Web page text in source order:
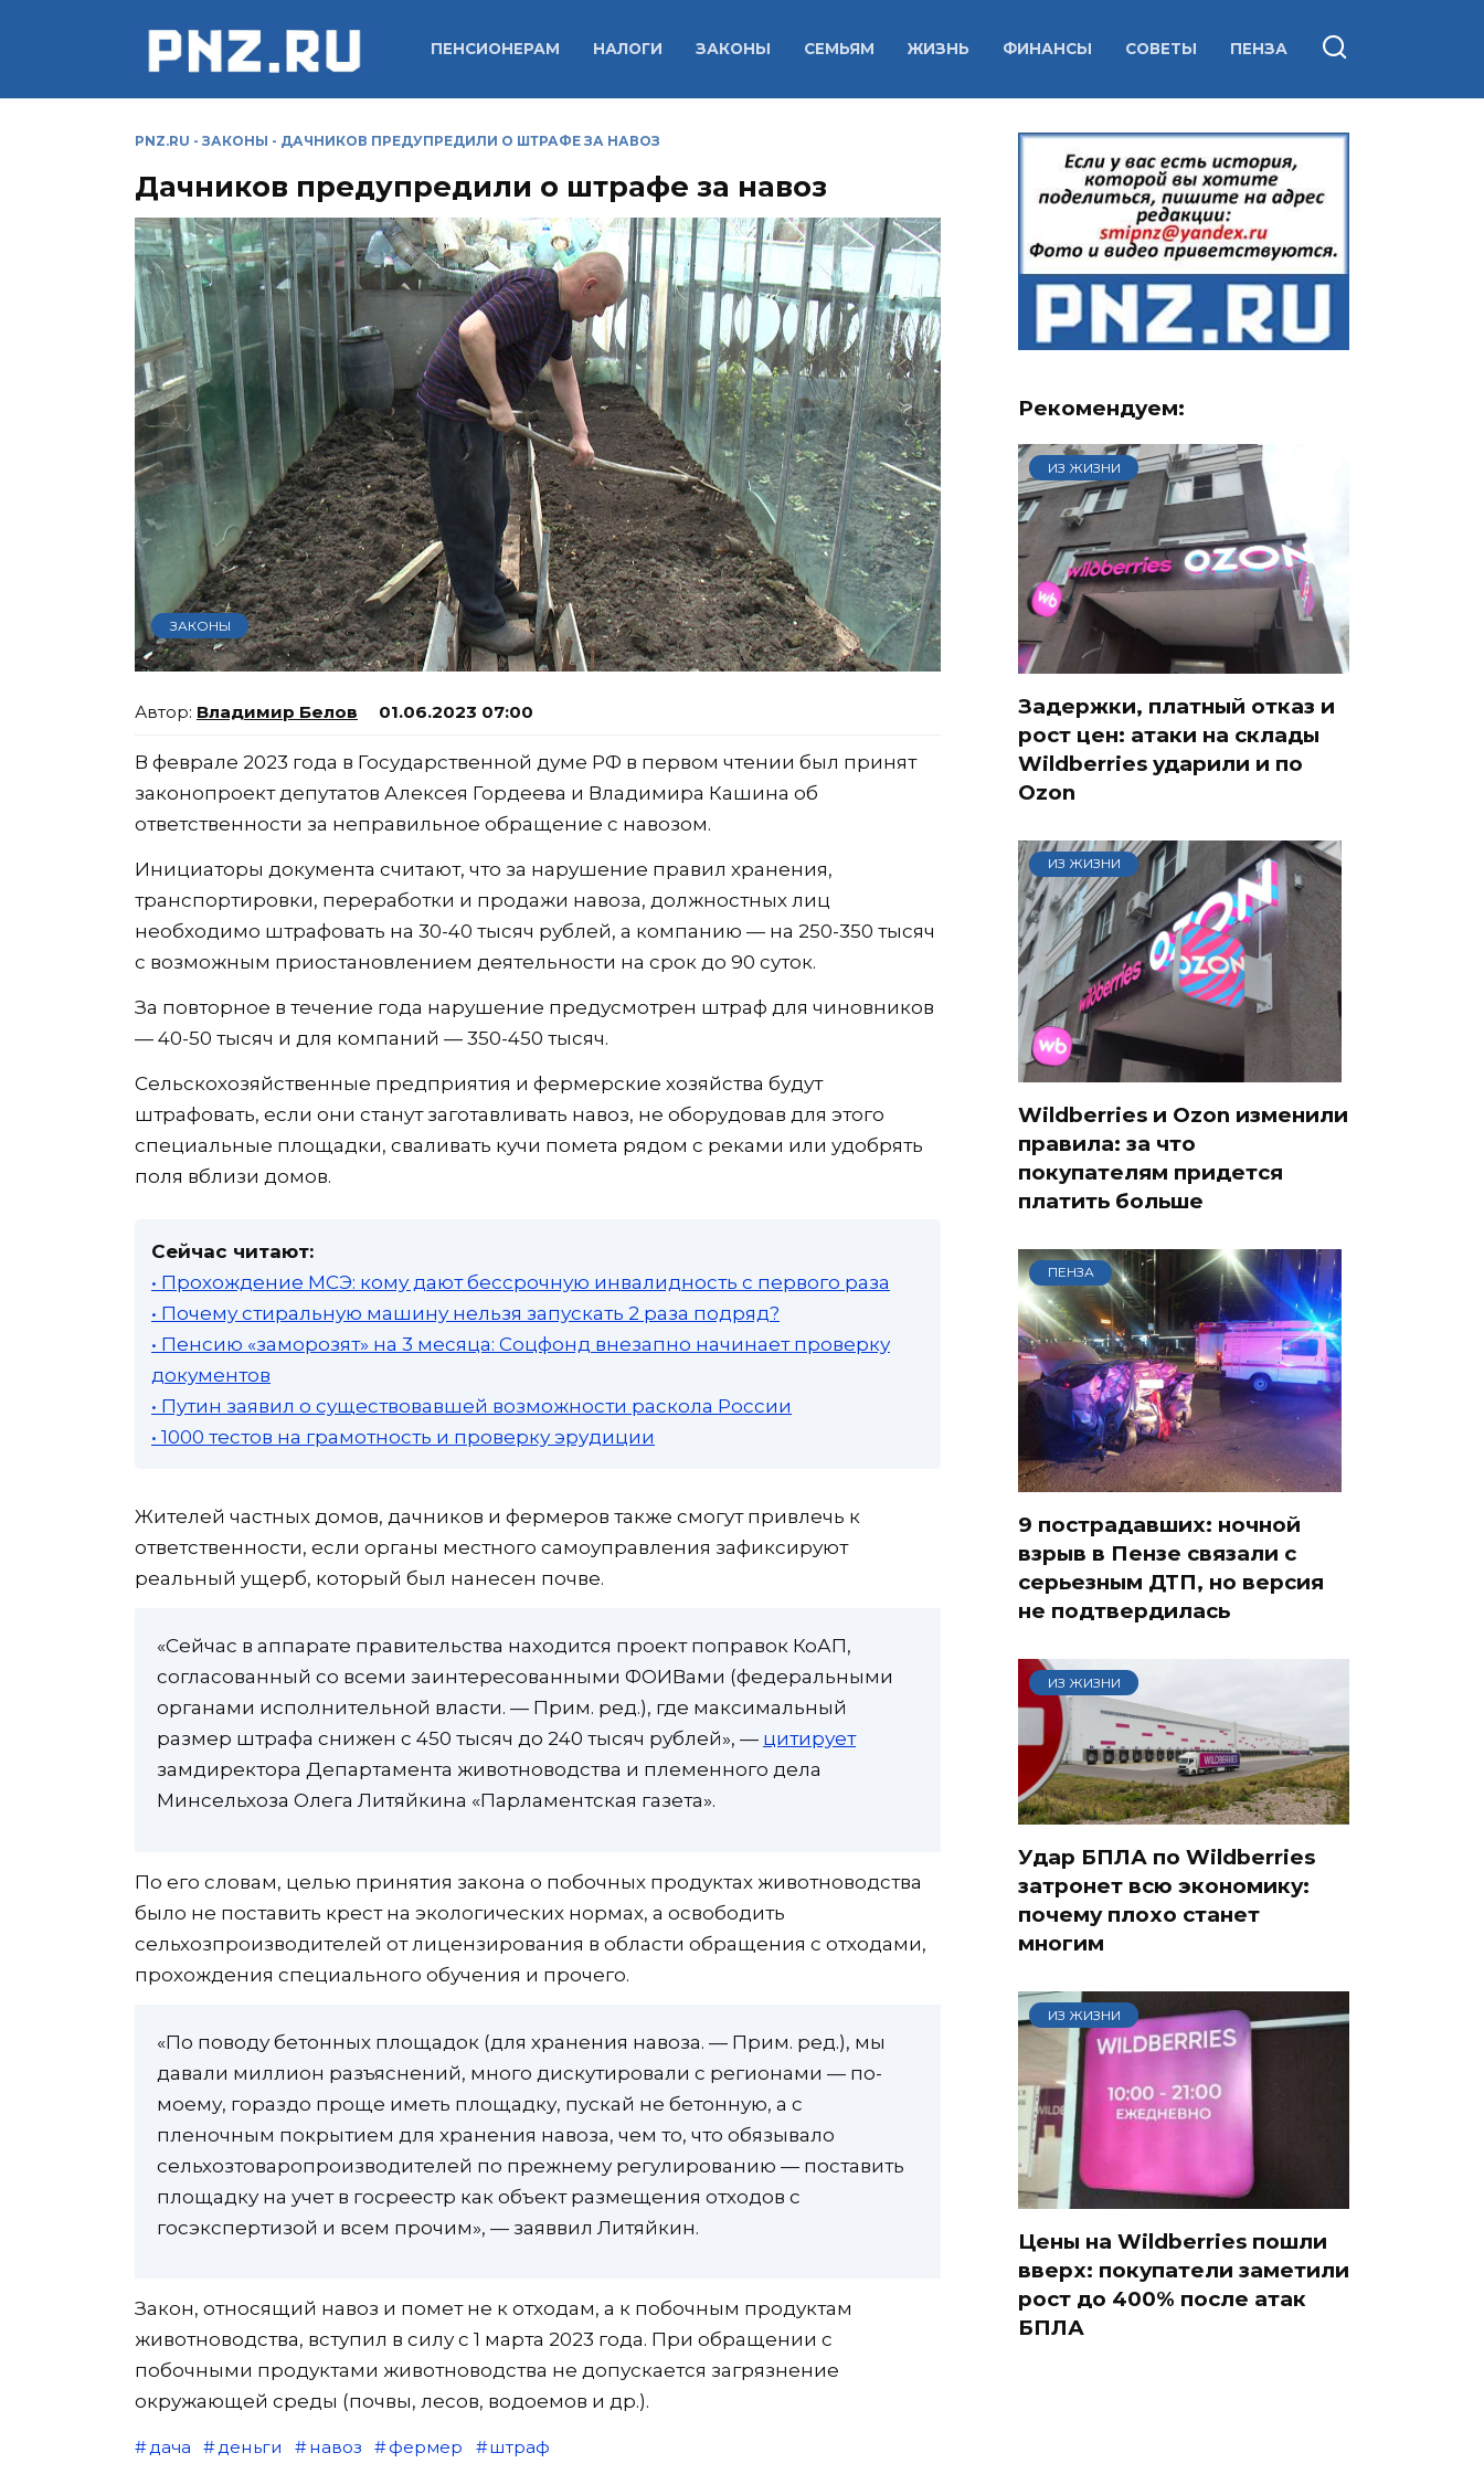
ПЕНСИОНЕРАМ НАЛОГИ ЗАКОНЫ СЕМЬЯМ ЖИЗНЬ ФИНАНСЫ СОВЕТЫ ПЕНЗА
PNZ.RU - ЗАКОНЫ - ДАЧНИКОВ ПРЕДУПРЕДИЛИ О ШТРАФЕ ЗА НАВОЗ
Дачников предупредили о штрафе за навоз
ЗАКОНЫ
Владимир Белов 01.06.2023 07:00
В феврале 2023 года в Государственной думе РФ в первом чтении был принят
законопроект депутатов Алексея Гордеева и Владимира Кашина об
ответственности за неправильное обращение с навозом.
Инициаторы документа считают, что за нарушение правил хранения,
транспортировки, переработки и продажи навоза, должностных лиц
необходимо штрафовать на 30-40 тысяч рублей, а компанию — на 250-350 тысяч
с возможным приостановлением деятельности на срок до 90 суток.
За повторное в течение года нарушение предусмотрен штраф для чиновников
— 40-50 тысяч и для компаний — 350-450 тысяч.
Сельскохозяйственные предприятия и фермерские хозяйства будут
штрафовать, если они станут заготавливать навоз, не оборудовав для этого
специальные площадки, сваливать кучи помета рядом с реками или удобрять
поля вблизи домов.
Сейчас читают:
• Прохождение МСЭ: кому дают бессрочную инвалидность с первого раза
• Почему стиральную машину нельзя запускать 2 раза подряд?
• Пенсию «заморозят» на 3 месяца: Соцфонд внезапно начинает проверку
документов
• Путин заявил о существовавшей возможности раскола России
• 1000 тестов на грамотность и проверку эрудиции
Жителей частных домов, дачников и фермеров также смогут привлечь к
ответственности, если органы местного самоуправления зафиксируют
реальный ущерб, который был нанесен почве.
«Сейчас в аппарате правительства находится проект поправок КоАП,
согласованный со всеми заинтересованными ФОИВами (федеральными
органами исполнительной власти. — Прим. ред.), где максимальный
размер штрафа снижен с 450 тысяч до 240 тысяч рублей», — цитирует
замдиректора Департамента животноводства и племенного дела
Минсельхоза Олега Литяйкина «Парламентская газета».
По его словам, целью принятия закона о побочных продуктах животноводства
было не поставить крест на экологических нормах, а освободить
сельхозпроизводителей от лицензирования в области обращения с отходами,
прохождения специального обучения и прочего.
«По поводу бетонных площадок (для хранения навоза. — Прим. ред.), мы
давали миллион разъяснений, много дискутировали с регионами — по-
моему, гораздо проще иметь площадку, пускай не бетонную, а с
пленочным покрытием для хранения навоза, чем то, что обязывало
сельхозтоваропроизводителей по прежнему регулированию — поставить
площадку на учет в госреестр как объект размещения отходов с
госэкспертизой и всем прочим», — заяввил Литяйкин.
Закон, относящий навоз и помет не к отходам, а к побочным продуктам
животноводства, вступил в силу с 1 марта 2023 года. При обращении с
побочными продуктами животноводства не допускается загрязнение
окружающей среды (почвы, лесов, водоемов и др.).
дача деньги навоз фермер штраф
Рекомендуем:
ИЗ ЖИЗНИ
Задержки, платный отказ и
рост цен: атаки на склады
Wildberries ударили и по
Ozon
ИЗ ЖИЗНИ
Wildberries и Ozon изменили
правила: за что
покупателям придется
платить больше
ПЕНЗА
9 пострадавших: ночной
взрыв в Пензе связали с
серьезным ДТП, но версия
не подтвердилась
ИЗ ЖИЗНИ
Удар БПЛА по Wildberries
затронет всю экономику:
почему плохо станет
многим
ИЗ ЖИЗНИ
Цены на Wildberries пошли
вверх: покупатели заметили
рост до 400% после атак
БПЛА